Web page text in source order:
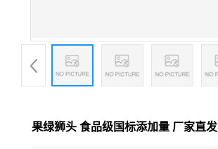
果绿狮头 食品级国标添加量 厂家直发